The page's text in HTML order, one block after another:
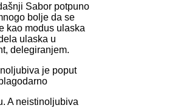
Sabor potpuno
bolje da se
kao modus ulaska
ulaska u
delegiranjem.
je poput
A neistinoljubiva